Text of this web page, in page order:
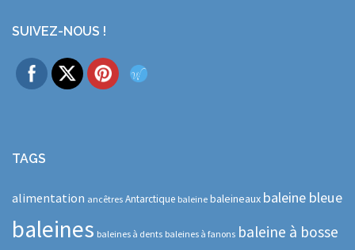
SUIVEZ-NOUS !
TAGS
alimentation ancêtres Antarctique baleine baleineaux baleine bleue
baleines baleines à dents baleines à fanons baleine à bosse